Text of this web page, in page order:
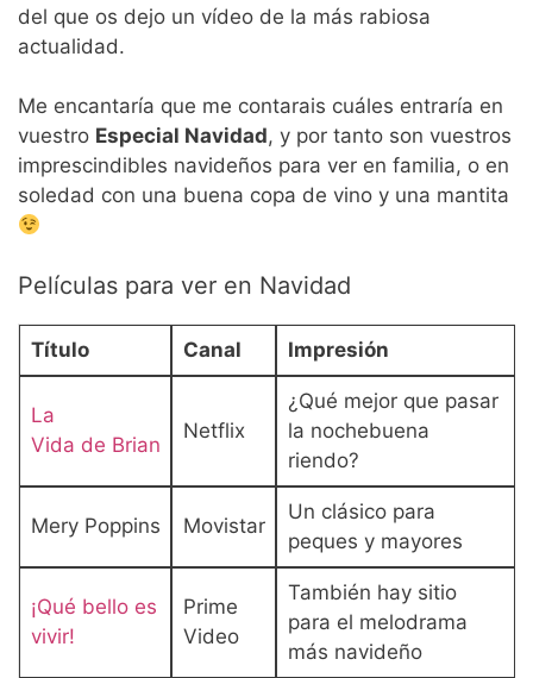
del que os dejo un vídeo de la más rabiosa
actualidad.
Me encantaría que me contarais cuáles entraría en
vuestro Especial Navidad, y por tanto son vuestros
imprescindibles navideños para ver en familia, o en
soledad con una buena copa de vino y una mantita
Películas para ver en Navidad
Título Canal Impresión
La
Vida de Brian
Netflix
¿Qué mejor que pasar
la nochebuena
riendo?
Mery Poppins Movistar
Un clásico para
peques y mayores
¡Qué bello es
vivir!
Prime
Video
También hay sitio
para el melodrama
más navideño